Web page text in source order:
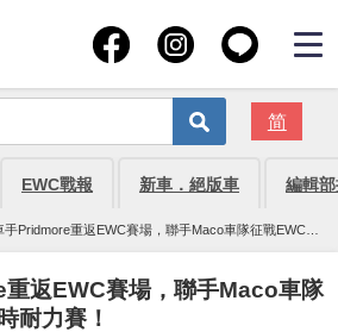
简
EWC戰報 新車．絕版車 編輯
手Pridmore重返EWC賽場，聯手Maco車隊征戰EWC斯
返EWC賽場，聯手Maco車隊
耐力賽！